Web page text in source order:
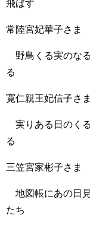
飛ばす
常陸宮妃華子さま
野鳥くる実のな
る
寛仁親王妃信子さま
実りある日のく
る
三笠宮家彬子さま
地図帳にあの日
たち